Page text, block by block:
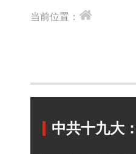
当前位置：
中共十九大